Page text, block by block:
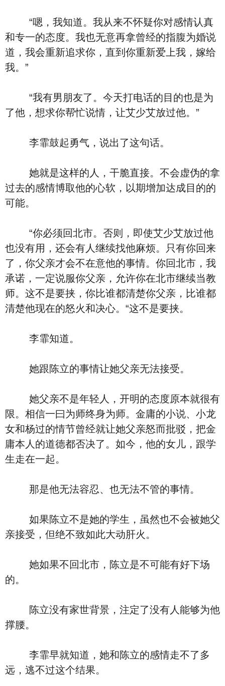
“嗯，我知道。我从来不怀疑你对感情认真
和专一的态度。我也无意再拿曾经的指腹为婚说
道，我会重新追求你，直到你重新爱上我，嫁给
我。”
“我有男朋友了。今天打电话的目的也是为
了他，想求你帮忙说情，让艾少艾放过他。”
李霏鼓起勇气，说出了这句话。
她就是这样的人，干脆直接。不会虚伪的拿
过去的感情博取他的心软，以期增加达成目的的
可能。
“你必须回北市。否则，即使艾少艾放过他
也没有用，还会有人继续找他麻烦。只有你回来
了，你父亲才会不在意他的事情。你回北市，我
承诺，一定说服你父亲，允许你在北市继续当教
师。这不是要挟，你比谁都清楚你父亲，比谁都
清楚他现在的怒火和决心。“这不是要挟。
李霏知道。
她跟陈立的事情让她父亲无法接受。
她父亲不是年轻人，开明的态度原本就很有
限。相信一曰为师终身为师。金庸的小说、小龙
女和杨过的情节曾经就让她父亲怒而批驳，把金
庸本人的道德都否决了。如今，他的女儿，跟学
生走在一起。
那是他无法容忍、也无法不管的事情。
如果陈立不是她的学生，虽然也不会被她父
亲接受，但绝不致如此大动肝火。
她如果不回北市，陈立是不可能有好下场
的。
陈立没有家世背景，注定了没有人能够为他
撑腰。
李霏早就知道，她和陈立的感情走不了多
远，逃不过这个结果。